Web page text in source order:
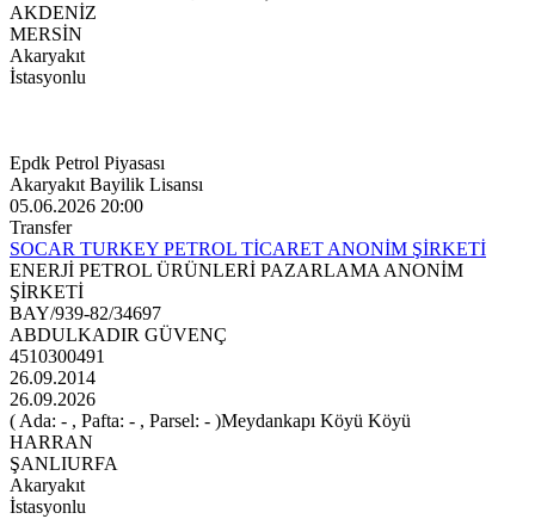
AKDENİZ
MERSİN
Akaryakıt
İstasyonlu
Epdk Petrol Piyasası
Akaryakıt Bayilik Lisansı
05.06.2026 20:00
Transfer
SOCAR TURKEY PETROL TİCARET ANONİM ŞİRKETİ
ENERJİ PETROL ÜRÜNLERİ PAZARLAMA ANONİM
ŞİRKETİ
BAY/939-82/34697
ABDULKADIR GÜVENÇ
4510300491
26.09.2014
26.09.2026
( Ada: - , Pafta: - , Parsel: - )Meydankapı Köyü Köyü
HARRAN
ŞANLIURFA
Akaryakıt
İstasyonlu